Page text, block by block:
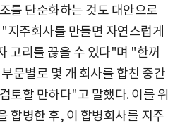
를 단순화하는 것도 대안으로
지주회사를 만들면 자연스럽게
고리를 끊을 수 있다"며 "한꺼
문별로 몇 개 회사를 합친 중간
토할 만하다"고 말했다. 이를 위
합병한 후, 이 합병회사를 지주